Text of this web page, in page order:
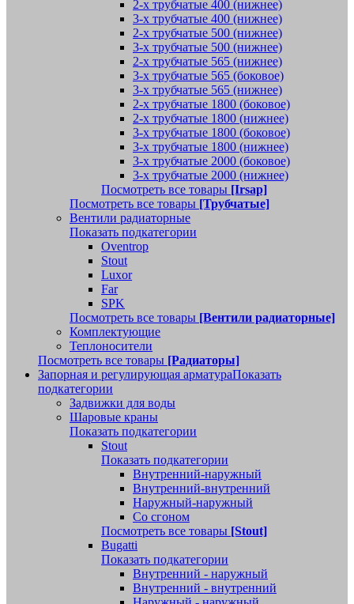
2-х трубчатые 400 (нижнее)
3-х трубчатые 400 (нижнее)
2-х трубчатые 500 (нижнее)
3-х трубчатые 500 (нижнее)
2-х трубчатые 565 (нижнее)
3-х трубчатые 565 (боковое)
3-х трубчатые 565 (нижнее)
2-х трубчатые 1800 (боковое)
2-х трубчатые 1800 (нижнее)
3-х трубчатые 1800 (боковое)
3-х трубчатые 1800 (нижнее)
3-х трубчатые 2000 (боковое)
3-х трубчатые 2000 (нижнее)
Посмотреть все товары [Irsap]
Посмотреть все товары [Трубчатые]
Вентили радиаторные
Показать подкатегории
Oventrop
Stout
Luxor
Far
SPK
Посмотреть все товары [Вентили радиаторные]
Комплектующие
Теплоносители
Посмотреть все товары [Радиаторы]
Запорная и регулирующая арматураПоказать
подкатегории
Задвижки для воды
Шаровые краны
Показать подкатегории
Stout
Показать подкатегории
Внутренний-наружный
Внутренний-внутренний
Наружный-наружный
Со сгоном
Посмотреть все товары [Stout]
Bugatti
Показать подкатегории
Внутренний - наружный
Внутренний - внутренний